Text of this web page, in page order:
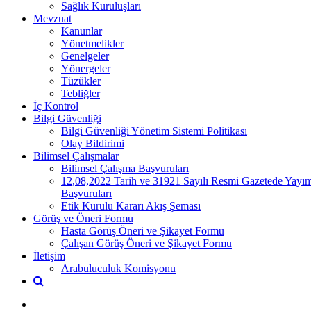
Sağlık Kuruluşları
Mevzuat
Kanunlar
Yönetmelikler
Genelgeler
Yönergeler
Tüzükler
Tebliğler
İç Kontrol
Bilgi Güvenliği
Bilgi Güvenliği Yönetim Sistemi Politikası
Olay Bildirimi
Bilimsel Çalışmalar
Bilimsel Çalışma Başvuruları
12,08,2022 Tarih ve 31921 Sayılı Resmi Gazetede
Başvuruları
Etik Kurulu Kararı Akış Şeması
Görüş ve Öneri Formu
Hasta Görüş Öneri ve Şikayet Formu
Çalışan Görüş Öneri ve Şikayet Formu
İletişim
Arabuluculuk Komisyonu